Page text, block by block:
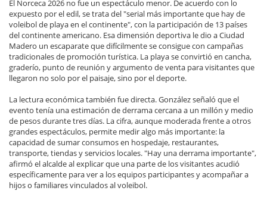
El Norceca 2026 no fue un espectáculo menor. De acuerdo con lo
expuesto por el edil, se trata del "serial más importante que hay de
voleibol de playa en el continente", con la participación de 13 países
del continente americano. Esa dimensión deportiva le dio a Ciudad
Madero un escaparate que difícilmente se consigue con campañas
tradicionales de promoción turística. La playa se convirtió en cancha,
graderío, punto de reunión y argumento de venta para visitantes que
llegaron no solo por el paisaje, sino por el deporte.
La lectura económica también fue directa. González señaló que el
evento tenía una estimación de derrama cercana a un millón y medio
de pesos durante tres días. La cifra, aunque moderada frente a otros
grandes espectáculos, permite medir algo más importante: la
capacidad de sumar consumos en hospedaje, restaurantes,
transporte, tiendas y servicios locales. "Hay una derrama importante",
afirmó el alcalde al explicar que una parte de los visitantes acudió
específicamente para ver a los equipos participantes y acompañar a
hijos o familiares vinculados al voleibol.